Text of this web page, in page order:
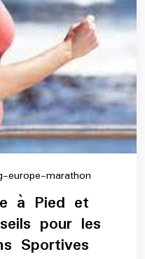
europe-marathon
à Pied et
pour les
Sportives